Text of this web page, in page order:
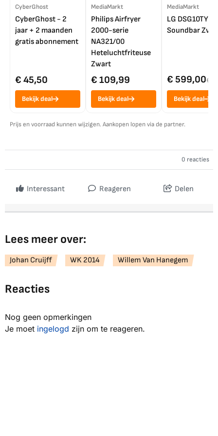
CyberGhost
CyberGhost - 2
jaar + 2 maanden
gratis abonnement
€ 45,50
Bekijk deal
MediaMarkt
Philips Airfryer
2000-serie
NA321/00
Heteluchtfriteuse
Zwart
€ 109,99
Bekijk deal
MediaMarkt
LG DSG10TY
Soundbar
€ 599,00€
Bekijk deal
Prijs en voorraad kunnen wijzigen. Aankopen lopen via de partner.
0 reacties
Interessant Reageren Delen
Lees meer over:
Johan Cruijff WK 2014 Willem Van Hanegem
Reacties
Nog geen opmerkingen
Je moet ingelogd zijn om te reageren.